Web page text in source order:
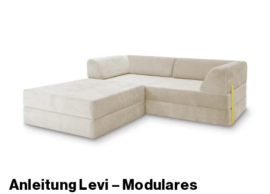
Anleitung Levi – Modulares